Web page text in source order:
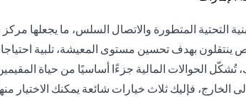
التحتية المتطورة والاتصال السلس، ما يجعلها
ينتقلون بهدف تحسين مستوى المعيشة، تلبية
الحوالات المالية جزءًا أساسيًا من حياة
فإليك ثلاث خيارات شائعة يمكنك الاختيار